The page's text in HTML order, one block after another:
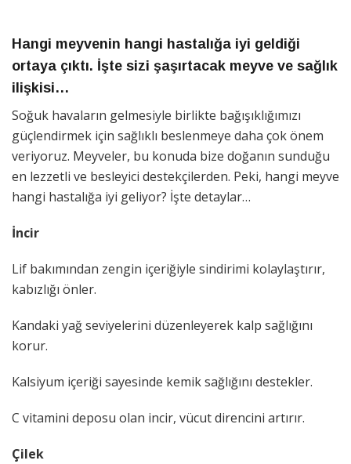
Hangi meyvenin hangi hastalığa iyi geldiği
ortaya çıktı. İşte sizi şaşırtacak meyve ve sağlık
ilişkisi…
Soğuk havaların gelmesiyle birlikte bağışıklığımızı
güçlendirmek için sağlıklı beslenmeye daha çok önem
veriyoruz. Meyveler, bu konuda bize doğanın sunduğu
en lezzetli ve besleyici destekçilerden. Peki, hangi meyve
hangi hastalığa iyi geliyor? İşte detaylar…
İncir
Lif bakımından zengin içeriğiyle sindirimi kolaylaştırır,
kabızlığı önler.
Kandaki yağ seviyelerini düzenleyerek kalp sağlığını
korur.
Kalsiyum içeriği sayesinde kemik sağlığını destekler.
C vitamini deposu olan incir, vücut direncini artırır.
Çilek